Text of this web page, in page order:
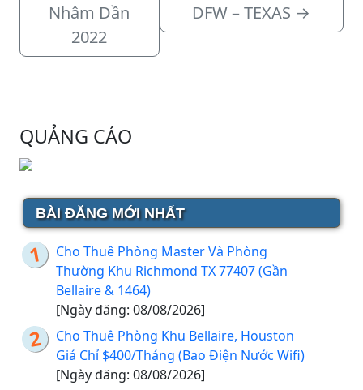
Nhâm Dần
2022
DFW – TEXAS →
QUẢNG CÁO
BÀI ĐĂNG MỚI NHẤT
Cho Thuê Phòng Master Và Phòng
Thường Khu Richmond TX 77407 (Gần
Bellaire & 1464)
[Ngày đăng: 08/08/2026]
Cho Thuê Phòng Khu Bellaire, Houston
Giá Chỉ $400/Tháng (Bao Điện Nước Wifi)
[Ngày đăng: 08/08/2026]